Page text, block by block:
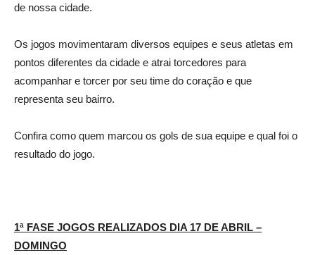
de nossa cidade.
Os jogos movimentaram diversos equipes e seus atletas em
pontos diferentes da cidade e atrai torcedores para
acompanhar e torcer por seu time do coração e que
representa seu bairro.
Confira como quem marcou os gols de sua equipe e qual foi o
resultado do jogo.
1ª FASE JOGOS REALIZADOS DIA 17 DE ABRIL –
DOMINGO